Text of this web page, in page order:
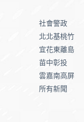
社會警政
北北基桃竹
宜花東離島
苗中彰投
雲嘉南高屏
所有新聞